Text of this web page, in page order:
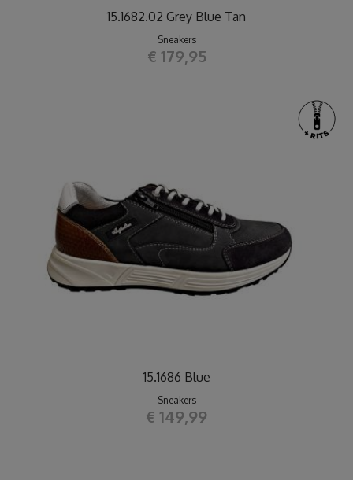
15.1682.02 Grey Blue Tan
Sneakers
€ 179,95
15.1686 Blue
Sneakers
€ 149,99